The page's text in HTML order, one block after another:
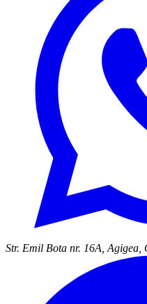
Str. Emil Bota nr. 16A, Agigea,